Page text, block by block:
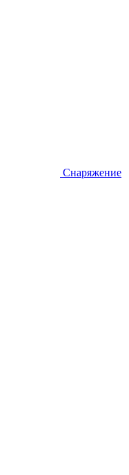
Снаряжение